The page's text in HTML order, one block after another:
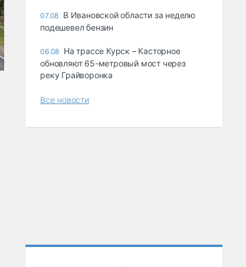
07.08 В Ивановской области за неделю
подешевел бензин
06.08 На трассе Курск – Касторное
обновляют 65-метровый мост через
реку Грайворонка
Все новости